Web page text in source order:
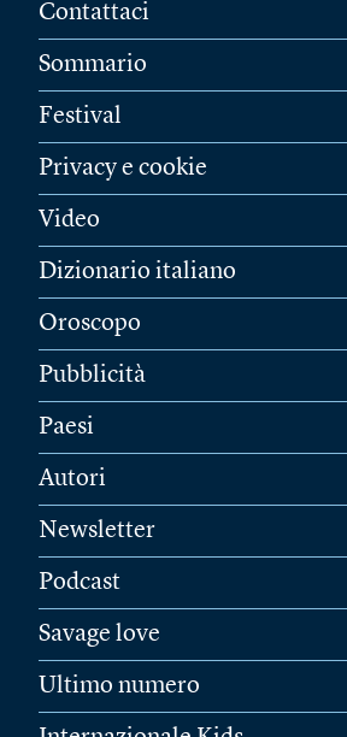
Contattaci
Sommario
Festival
Privacy e cookie
Video
Dizionario italiano
Oroscopo
Pubblicità
Paesi
Autori
Newsletter
Podcast
Savage love
Ultimo numero